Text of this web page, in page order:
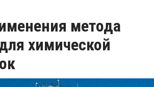
метода
химической